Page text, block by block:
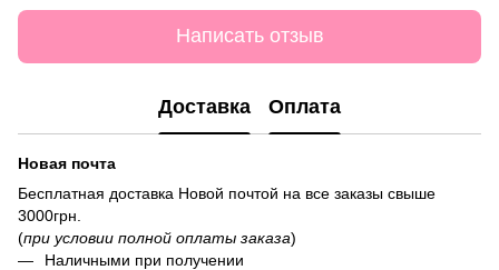
Написать отзыв
Доставка Оплата
Новая почта
Бесплатная доставка Новой почтой на все заказы свыше
3000грн.
(при условии полной оплаты заказа)
Наличными при получении